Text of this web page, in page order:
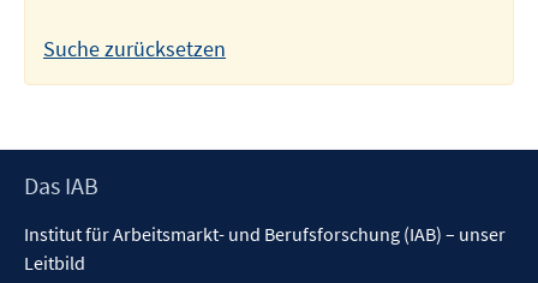
Suche zurücksetzen
Footer
Das IAB
Institut für Arbeitsmarkt- und Berufsforschung (IAB) – unser
Leitbild